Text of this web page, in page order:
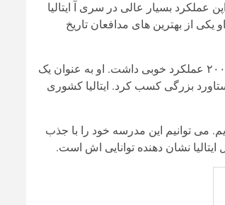
عملکرد بسیار عالی در سری آ ایتالیا
از بهترین های مدافعان تاریخ
وی افزود: رضایی در فوتبال ایتالیا شکوفا شد. مخصوصا او به همراه مسینا در فصل ۲۰۰۴-۲۰۰۵ عملکرد خوبی داشت. او به عنوان یک
بزرگی کسب کرد. ایتالیا کشوری
می توانیم این مدرسه خود را با جذب